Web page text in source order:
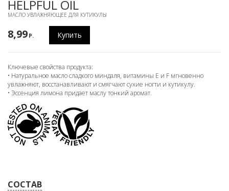
HELPFUL OIL
МАСЛО УВЛАЖНЯЮЩЕЕ ДЛЯ КУТИКУЛЫ
8,99 P. Купить
Ключевые свойства продукта:
• Натуральное масло сладкого миндаля, витамины Е и F мгновенно
увлажняют, восстанавливают и смягчают сухие ногти и кутикулу.
• Эссенция лимона придает маслу тонкий аромат.
СОСТАВ